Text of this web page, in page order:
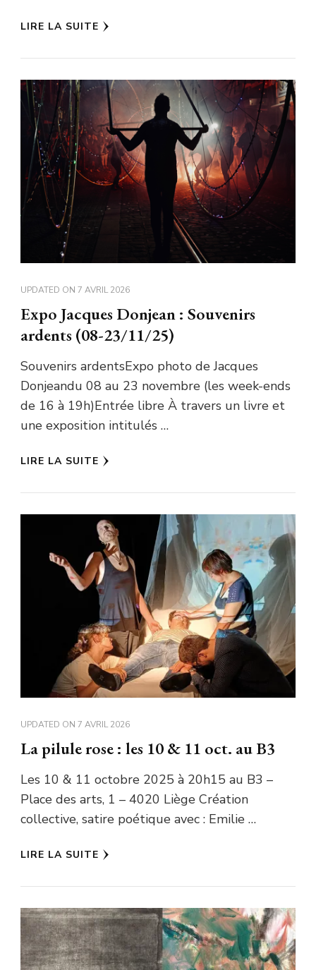
LIRE LA SUITE
UPDATED ON 7 AVRIL 2026
Expo Jacques Donjean : Souvenirs
ardents (08-23/11/25)
Souvenirs ardentsExpo photo de Jacques
Donjeandu 08 au 23 novembre (les week-ends
de 16 à 19h)Entrée libre À travers un livre et
une exposition intitulés …
LIRE LA SUITE
UPDATED ON 7 AVRIL 2026
La pilule rose : les 10 & 11 oct. au B3
Les 10 & 11 octobre 2025 à 20h15 au B3 –
Place des arts, 1 – 4020 Liège Création
collective, satire poétique avec : Emilie …
LIRE LA SUITE